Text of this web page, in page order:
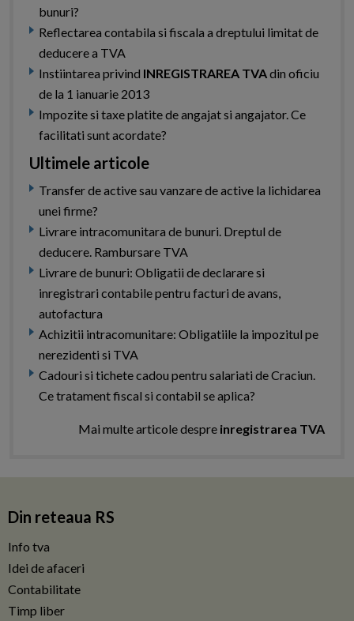
bunuri?
Reflectarea contabila si fiscala a dreptului limitat de
deducere a TVA
Instiintarea privind INREGISTRAREA TVAdin oficiu
de la 1 ianuarie 2013
Impozite si taxe platite de angajat si angajator. Ce
facilitati sunt acordate?
Ultimele articole
Transfer de active sau vanzare de active la lichidarea
unei firme?
Livrare intracomunitara de bunuri. Dreptul de
deducere. Rambursare TVA
Livrare de bunuri: Obligatii de declarare si
inregistrari contabile pentru facturi de avans,
autofactura
Achizitii intracomunitare: Obligatiile la impozitul pe
nerezidenti si TVA
Cadouri si tichete cadou pentru salariati de Craciun.
Ce tratament fiscal si contabil se aplica?
Mai multe articole despre inregistrarea TVA
Din reteaua RS
Info tva
Idei de afaceri
Contabilitate
Timp liber